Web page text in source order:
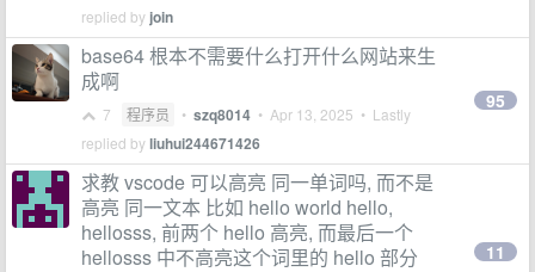
replied by join
base64 根本不需要什么打开什么网站来生
成啊
7 程序员 • szq8014 • Apr 13, 2025 • Lastly
replied byliuhui244671426
95
求教 vscode 可以高亮 同一单词吗, 而不是
高亮 同一文本 比如 hello world hello,
hellosss, 前两个 hello 高亮, 而最后一个
hellosss 中不高亮这个词里的 hello 部分
11